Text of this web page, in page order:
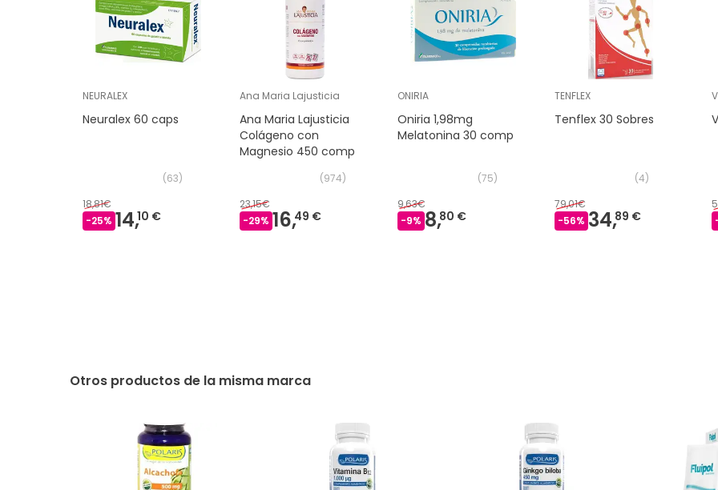
NEURALEX
Neuralex 60 caps
(63)
18,81€
-25% 14,10 €
Ana Maria Lajusticia
Ana Maria Lajusticia
Colágeno con
Magnesio 450 comp
(974)
23,15€
-29% 16,49 €
ONIRIA
Oniria 1,98mg
Melatonina 30 comp
(75)
9,63€
-9% 8,80 €
TENFLEX
Tenflex 30 Sobres
(4)
79,01€
-56% 34,89 €
Otros productos de la misma marca